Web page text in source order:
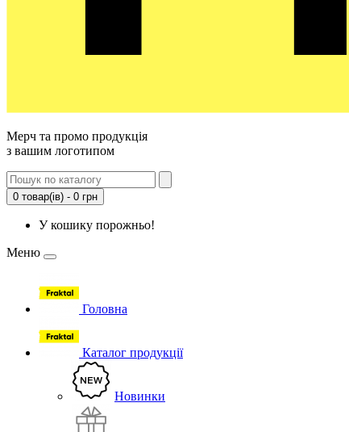
Мерч та промо продукція
з вашим логотипом
0 товар(ів) - 0 грн
У кошику порожньо!
Меню
Головна
Каталог продукції
Новинки